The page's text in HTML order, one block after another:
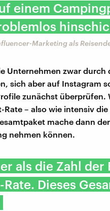
einem
Marketing als
Unternehmen zwar
sich aber auf Instagram
zunächst überprüfen.
Rate – also wie intensiv
mache dann
nehmen können.
als die Zahl der
Dieses